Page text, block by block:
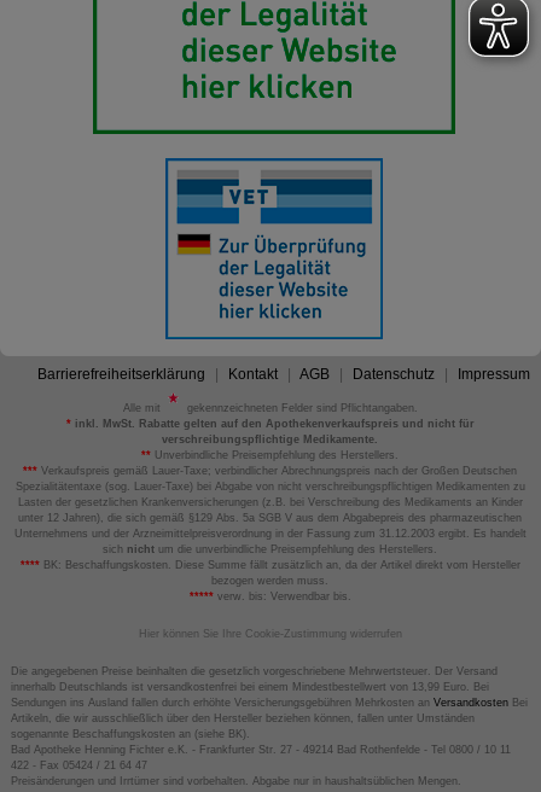
Barrierefreiheitserklärung Kontakt AGB Datenschutz Impressum
Alle mit
gekennzeichneten Felder sind Pflichtangaben.
*inkl. MwSt. Rabatte gelten auf den Apothekenverkaufspreis und nicht für
verschreibungspflichtige Medikamente.
** Unverbindliche Preisempfehlung des Herstellers.
*** Verkaufspreis gemäß Lauer-Taxe; verbindlicher Abrechnungspreis nach der Großen Deutschen
Spezialitätentaxe (sog. Lauer-Taxe) bei Abgabe von nicht verschreibungspflichtigen Medikamenten zu
Lasten der gesetzlichen Krankenversicherungen (z.B. bei Verschreibung des Medikaments an Kinder
unter 12 Jahren), die sich gemäß §129 Abs. 5a SGB V aus dem Abgabepreis des pharmazeutischen
Unternehmens und der Arzneimittelpreisverordnung in der Fassung zum 31.12.2003 ergibt. Es handelt
sich nicht um die unverbindliche Preisempfehlung des Herstellers.
****BK: Beschaffungskosten. Diese Summe fällt zusätzlich an, da der Artikel direkt vom Hersteller
bezogen werden muss.
*****verw. bis: Verwendbar bis.
Hier können Sie Ihre Cookie-Zustimmung widerrufen
Die angegebenen Preise beinhalten die gesetzlich vorgeschriebene Mehrwertsteuer. Der Versand
innerhalb Deutschlands ist versandkostenfrei bei einem Mindestbestellwert von 13,99 Euro. Bei
Sendungen ins Ausland fallen durch erhöhte Versicherungsgebühren Mehrkosten an VersandkostenBei
Artikeln, die wir ausschließlich über den Hersteller beziehen können, fallen unter Umständen
sogenannte Beschaffungskosten an (siehe BK).
Bad Apotheke Henning Fichter e.K. - Frankfurter Str. 27 - 49214 Bad Rothenfelde - Tel 0800 / 10 11
422 - Fax 05424 / 21 64 47
Preisänderungen und Irrtümer sind vorbehalten. Abgabe nur in haushaltsüblichen Mengen.